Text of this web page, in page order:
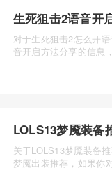
生死狙击2语音开
对于生死狙击2怎么开
音开启方法分享的信息
LOLS13梦魇装备
关于LOLS13梦魇装备
梦魇出装推荐，如果你